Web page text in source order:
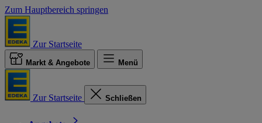
Zum Hauptbereich springen
Zur Startseite
Markt & Angebote Menü
Zur Startseite Schließen